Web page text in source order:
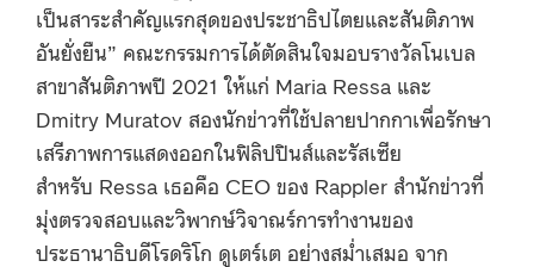
เป็นสาระสำคัญแรกสุดของประชาธิปไตยและสันติภาพ
อันยั่งยืน” คณะกรรมการได้ตัดสินใจมอบรางวัลโนเบล
สาขาสันติภาพปี 2021 ให้แก่ Maria Ressa และ
Dmitry Muratov สองนักข่าวที่ใช้ปลายปากกาเพื่อรักษา
เสรีภาพการแสดงออกในฟิลิปปินส์และรัสเซีย
สำหรับ Ressa เธอคือ CEO ของ Rappler สำนักข่าวที่
มุ่งตรวจสอบและวิพากษ์วิจาณร์การทำงานของ
ประธานาธิบดีโรดริโก ดูเตร์เต อย่างสม่ำเสมอ จาก